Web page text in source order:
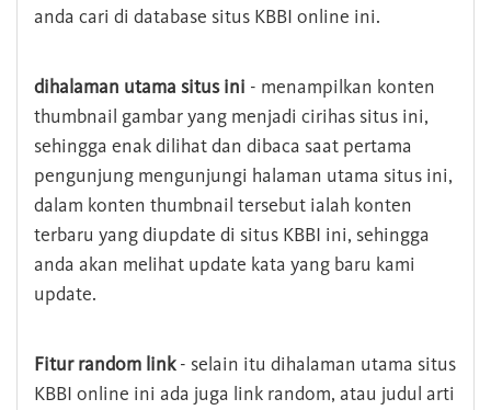
anda cari di database situs KBBI online ini.
dihalaman utama situs ini - menampilkan konten
thumbnail gambar yang menjadi cirihas situs ini,
sehingga enak dilihat dan dibaca saat pertama
pengunjung mengunjungi halaman utama situs ini,
dalam konten thumbnail tersebut ialah konten
terbaru yang diupdate di situs KBBI ini, sehingga
anda akan melihat update kata yang baru kami
update.
Fitur random link- selain itu dihalaman utama situs
KBBI online ini ada juga link random, atau judul arti